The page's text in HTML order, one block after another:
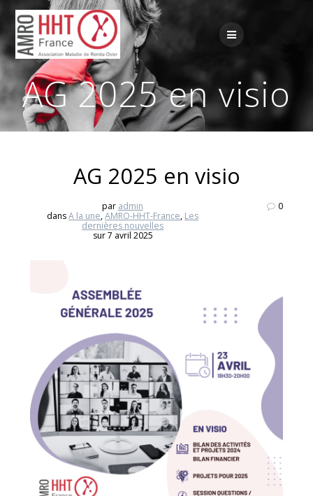
Passer
au
contenu
AG 2025 en visio
AG 2025 en visio
par admin
dansA la une,AMRO-HHT-France, Les
dernières nouvelles
sur 7 avril 2025
0